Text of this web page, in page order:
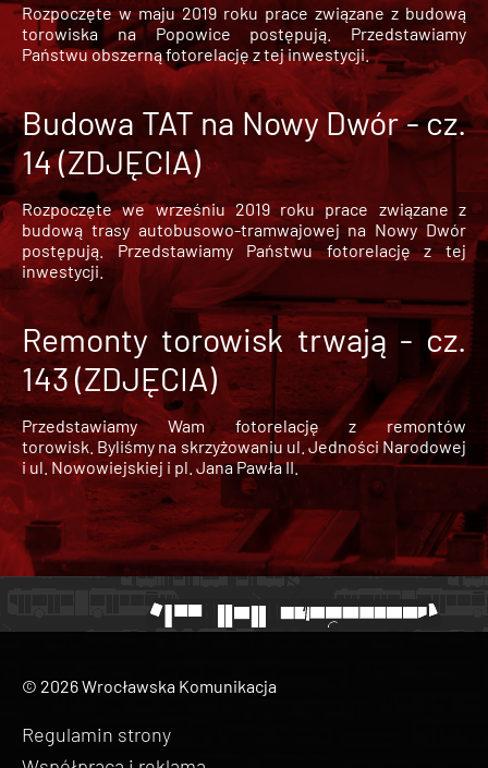
Rozpoczęte w maju 2019 roku prace związane z budową
torowiska na Popowice
postępują. Przedstawiamy
Państwu obszerną fotorelację z tej inwestycji.
Budowa TAT na Nowy Dwór - cz.
14 (ZDJĘCIA)
Rozpoczęte we wrześniu 2019 roku prace związane z
budową trasy autobusowo-tramwajowej na Nowy Dwór
postępują. Przedstawiamy Państwu fotorelację z tej
inwestycji.
Remonty torowisk trwają - cz.
143 (ZDJĘCIA)
Przedstawiamy Wam fotorelację z remontów
torowisk. Byliśmy na skrzyżowaniu ul. Jedności Narodowej
i ul. Nowowiejskiej i pl. Jana Pawła II.
© 2026 Wrocławska Komunikacja
Regulamin strony